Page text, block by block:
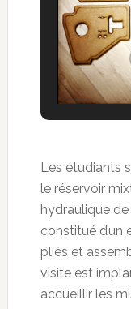
Les étudiants
le réservoir
hydraulique
constitué d’un
pliés et
visite est
accueillir les